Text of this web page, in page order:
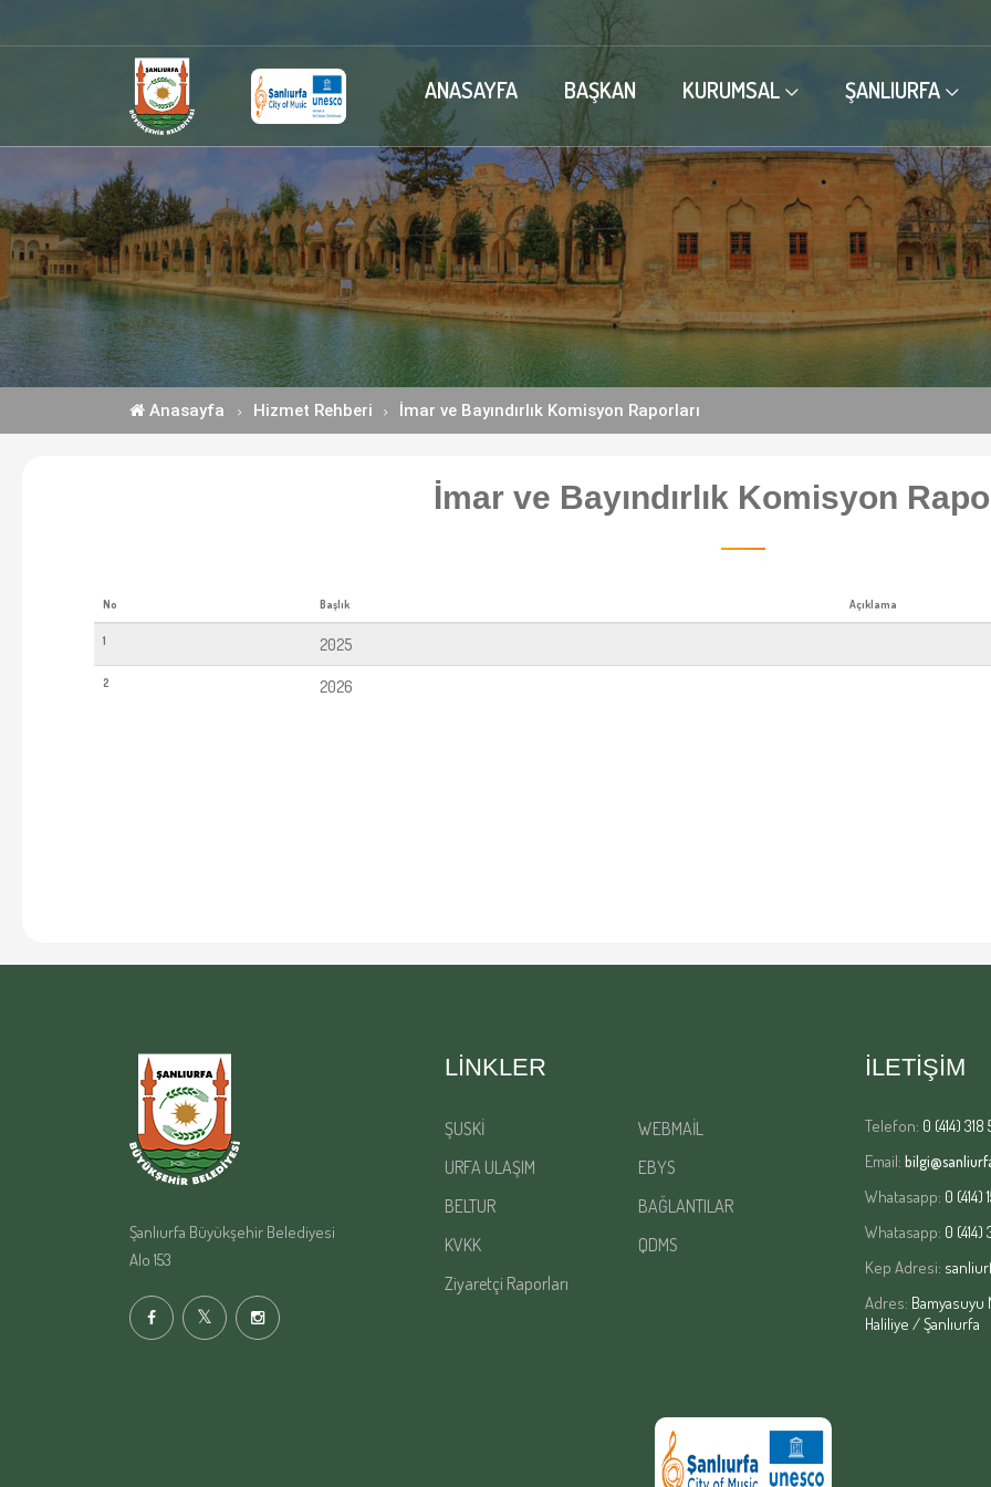
ANASAYFA BAŞKAN KURUMSAL ŞANLIURFA
Anasayfa Hizmet Rehberi İmar ve Bayındırlık Komisyon Raporları
İmar ve Bayındırlık Komisyon
No Başlık Açıklama
1 2025
2 2026
Şanlıurfa Büyükşehir Belediyesi
Alo 153
LINKLER
ŞUSKİ
WEBMAİL
URFA ULAŞIM
EBYS
BELTUR
BAĞLANTILAR
KVKK
QDMS
Ziyaretçi Raporları
İLETİŞİM
Telefon: 0 (414) 318
Email:
Whatasapp: 0 (414)
Whatasapp: 0 (414)
Kep Adresi:
Adres: Bamyasuyu
Haliliye / Şanlıurfa